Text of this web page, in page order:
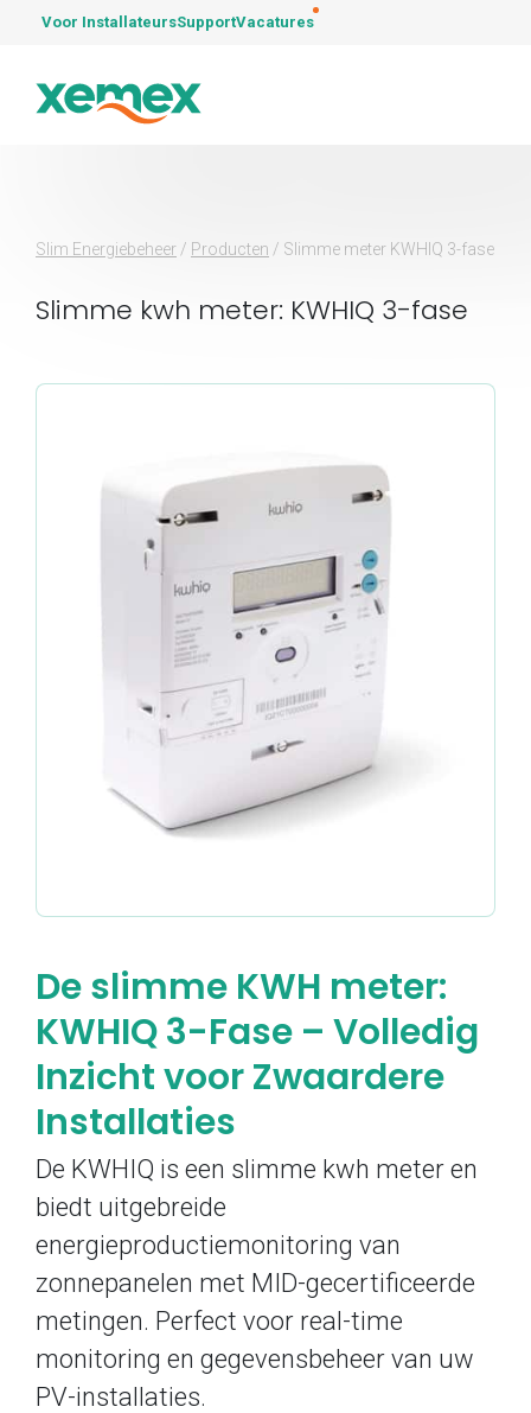
Voor InstallateursSupportVacatures
Slim Energiebeheer / Producten / Slimme meter KWHIQ 3-fase
Slimme kwh meter: KWHIQ 3-fase
De slimme KWH meter:
KWHIQ 3-Fase – Volledig
Inzicht voor Zwaardere
Installaties
De KWHIQ is een slimme kwh meter en
biedt uitgebreide
energieproductiemonitoring van
zonnepanelen met MID-gecertificeerde
metingen. Perfect voor real-time
monitoring en gegevensbeheer van uw
PV-installaties.